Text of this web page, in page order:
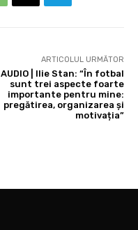
ARTICOLUL URMĂTOR
AUDIO | Ilie Stan: “În fotbal
sunt trei aspecte foarte
importante pentru mine:
pregătirea, organizarea și
motivația”